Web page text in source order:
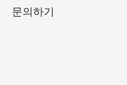
문의하기